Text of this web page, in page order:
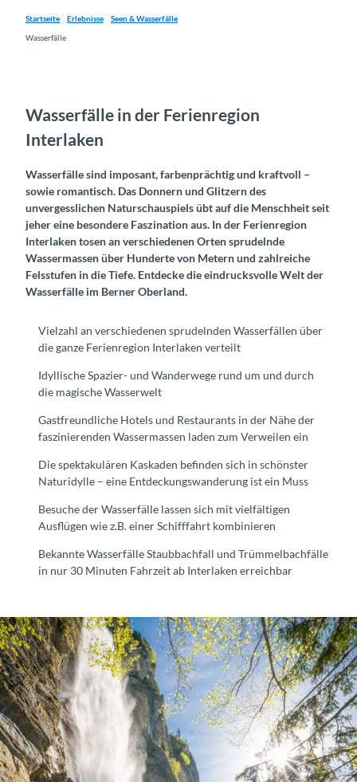
Startseite Erlebnisse
Seen & Wasserfälle
Wasserfälle
Wasserfälle in der Ferienregion
Interlaken
Wasserfälle sind imposant, farbenprächtig und kraftvoll –
sowie romantisch. Das Donnern und Glitzern des
unvergesslichen Naturschauspiels übt auf die Menschheit seit
jeher eine besondere Faszination aus. In der Ferienregion
Interlaken tosen an verschiedenen Orten sprudelnde
Wassermassen über Hunderte von Metern und zahlreiche
Felsstufen in die Tiefe. Entdecke die eindrucksvolle Welt der
Wasserfälle im Berner Oberland.
Vielzahl an verschiedenen sprudelnden Wasserfällen über
die ganze Ferienregion Interlaken verteilt
Idyllische Spazier- und Wanderwege rund um und durch
die magische Wasserwelt
Gastfreundliche Hotels und Restaurants in der Nähe der
faszinierenden Wassermassen laden zum Verweilen ein
Die spektakulären Kaskaden befinden sich in schönster
Naturidylle – eine Entdeckungswanderung ist ein Muss
Besuche der Wasserfälle lassen sich mit vielfältigen
Ausflügen wie z.B. einer Schifffahrt kombinieren
Bekannte Wasserfälle Staubbachfall und Trümmelbachfälle
in nur 30 Minuten Fahrzeit ab Interlaken erreichbar